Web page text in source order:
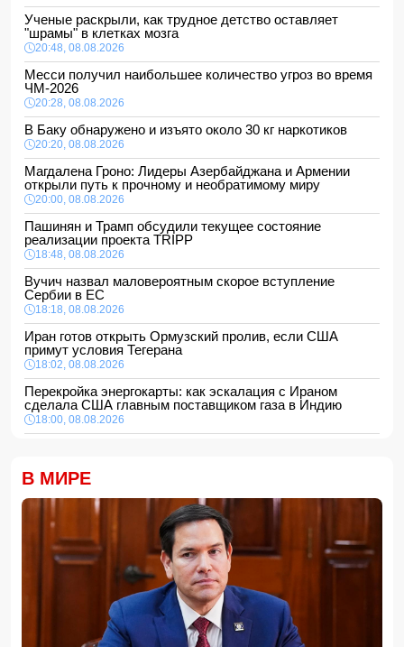
Ученые раскрыли, как трудное детство оставляет
"шрамы" в клетках мозга
20:48, 08.08.2026
Месси получил наибольшее количество угроз во время
ЧМ-2026
20:28, 08.08.2026
В Баку обнаружено и изъято около 30 кг наркотиков
20:20, 08.08.2026
Магдалена Гроно: Лидеры Азербайджана и Армении
открыли путь к прочному и необратимому миру
20:00, 08.08.2026
Пашинян и Трамп обсудили текущее состояние
реализации проекта TRIPP
18:48, 08.08.2026
Вучич назвал маловероятным скорое вступление
Сербии в ЕС
18:18, 08.08.2026
Иран готов открыть Ормузский пролив, если США
примут условия Тегерана
18:02, 08.08.2026
Перекройка энергокарты: как эскалация с Ираном
сделала США главным поставщиком газа в Индию
18:00, 08.08.2026
16:48, 08.08.2026
Турция ограничивает проход коммерческих судов в
Черное море
16:28, 08.08.2026
Каковы основные признаки гормональных нарушений?-
МЧС Азербайджана выступило с экстренным
предупреждением для населения
16:00, 08.08.2026
В МИРЕ